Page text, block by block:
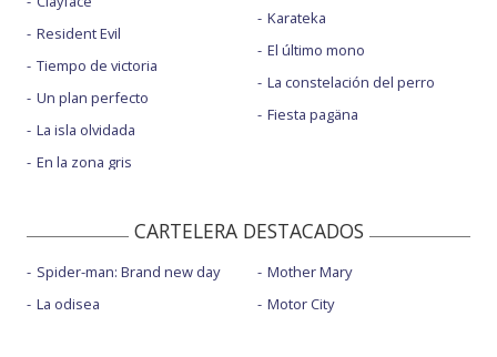
Resident Evil
Tiempo de victoria
Un plan perfecto
La isla olvidada
En la zona gris
Karateka
El último mono
La constelación del perro
Fiesta pagäna
CARTELERA DESTACADOS
Spider-man: Brand new day
La odisea
Mother Mary
Motor City